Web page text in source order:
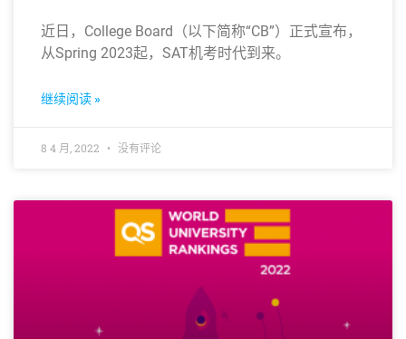
近日，College Board（以下简称“CB”）正式宣布，
从Spring 2023起，SAT机考时代到来。
继续阅读 »
8 4 月, 2022 没有评论